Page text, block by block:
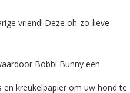
vriend! Deze oh-zo-lieve
Bobbi Bunny een
en kreukelpapier om uw hond te